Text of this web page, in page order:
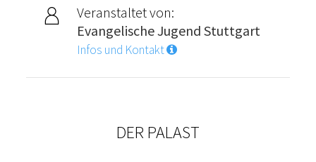
Veranstaltet von:
Evangelische Jugend Stuttgart
Infos und Kontakt
DER PALAST